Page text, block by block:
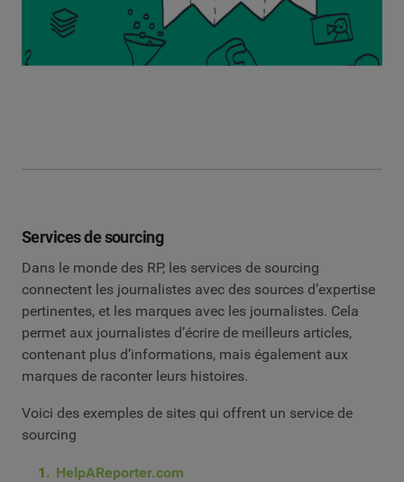
Services de sourcing
Dans le monde des RP, les services de sourcing
connectent les journalistes avec des sources d’expertise
pertinentes, et les marques avec les journalistes. Cela
permet aux journalistes d’écrire de meilleurs articles,
contenant plus d’informations, mais également aux
marques de raconter leurs histoires.
Voici des exemples de sites qui offrent un service de
sourcing
HelpAReporter.com